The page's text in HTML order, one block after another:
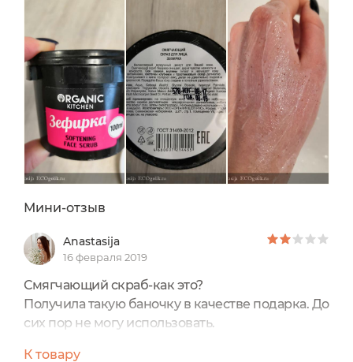
Мини-отзыв
Anastasija
16 февраля 2019
Смягчающий скраб-как это?
Получила такую баночку в качестве подарка. До
сих пор не могу использовать.
К товару